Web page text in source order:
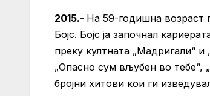
2015.- На 59-годишна возраст
Бојс. Бојс ја започнал
преку култната „Мадригали“
„Опасно сум вљубен во тебе“,
бројни хитови кои ги